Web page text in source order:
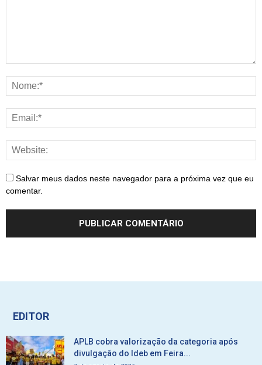
Salvar meus dados neste navegador para a próxima vez que eu
comentar.
EDITOR
APLB cobra valorização da categoria após
divulgação do Ideb em Feira...